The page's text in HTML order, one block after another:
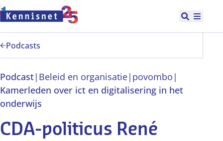
Doorgaan naar hoofdinhoud
Open
Podcasts
Podcast| Beleid en organisatie| povombo |
Kamerleden over ict en digitalisering in het
onderwijs
CDA-politicus René